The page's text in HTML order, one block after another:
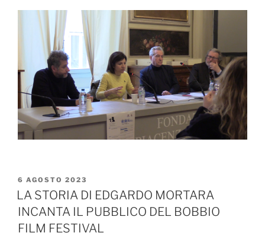
PUBBLICATO
IL
6 AGOSTO 2023
LA STORIA DI EDGARDO MORTARA
INCANTA IL PUBBLICO DEL BOBBIO
FILM FESTIVAL